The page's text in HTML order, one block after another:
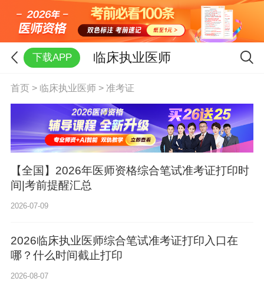
下载APP 临床执业医师
首页> 临床执业医师> 准考证
【全国】2026年医师资格综合笔试准考证打印时
间|考前提醒汇总
2026-07-09
2026临床执业医师综合笔试准考证打印入口在
哪？什么时间截止打印
2026-08-07